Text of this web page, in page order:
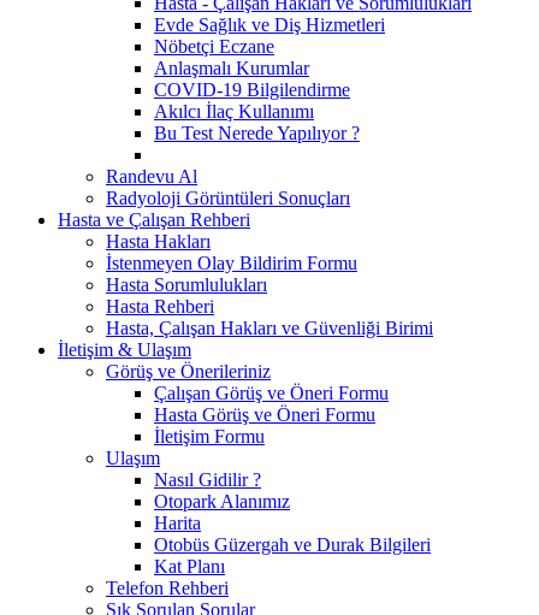
Evde Sağlık ve Diş Hizmetleri
Nöbetçi Eczane
Anlaşmalı Kurumlar
COVID-19 Bilgilendirme
Akılcı İlaç Kullanımı
Bu Test Nerede Yapılıyor ?
Randevu Al
Radyoloji Görüntüleri Sonuçları
Hasta ve Çalışan Rehberi
Hasta Hakları
İstenmeyen Olay Bildirim Formu
Hasta Sorumlulukları
Hasta Rehberi
Hasta, Çalışan Hakları ve Güvenliği Birimi
İletişim & Ulaşım
Görüş ve Önerileriniz
Çalışan Görüş ve Öneri Formu
Hasta Görüş ve Öneri Formu
İletişim Formu
Ulaşım
Nasıl Gidilir ?
Otopark Alanımız
Harita
Otobüs Güzergah ve Durak Bilgileri
Kat Planı
Telefon Rehberi
Sık Sorulan Sorular